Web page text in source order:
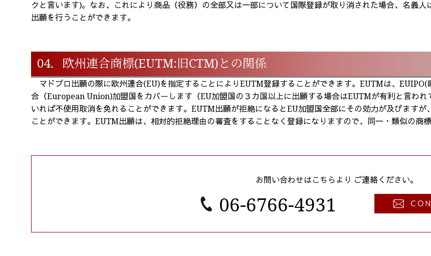
クと言います)。なお、これにより商品（役務）の全部又は一部について国際登録が取り消された場合、名義
出願を行うことができます。
04．欧州連合商標(EUTM:旧CTM)との関係
マドプロ出願の際に欧州連合(EU)を指定することによりEUTM登録することができます。EUTMは、
合（European Union)加盟国をカバーします（EU加盟国の３カ国以上に出願する場合はEUTMが有利と言わ
いれば不使用取消を免れることができます。EUTM出願が拒絶になるとEU加盟国全部にその効力が及びます
ことができます。EUTM出願は、相対的拒絶理由の審査をすることなく登録になりますので、同一・類似の商
お問い合わせはこちらより ご連絡ください。
06-6766-4931